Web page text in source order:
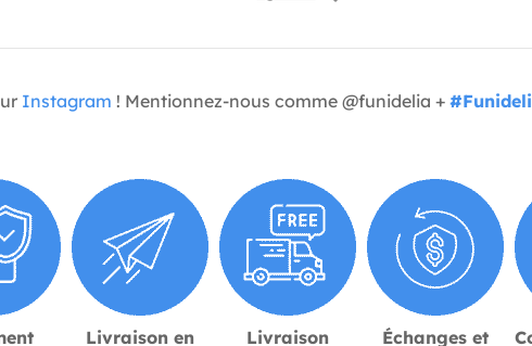
Instagram ! Mentionnez-nous comme @funidelia +
Livraison en
Livraison
Échanges et